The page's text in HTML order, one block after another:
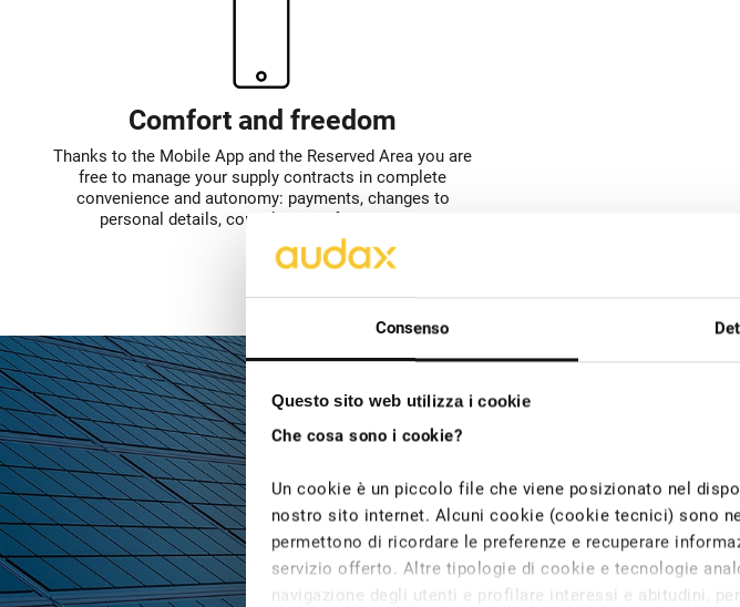
Consenso
Questo sito web utilizza i cookie
Che cosa sono i cookie?
Un cookie è un piccolo file che viene posizionato nel
nostro sito internet. Alcuni cookie (cookie tecnici) sono
permettono di ricordare le preferenze e recuperare
servizio offerto. Altre tipologie di cookie e tecnologie
navigazione degli utenti e profilare interessi e abitudini,
Comfort and freedom
Thanks to the Mobile App and the Reserved Area you are
free to manage your supply contracts in complete
convenience and autonomy: payments, changes to
personal details, consultation of documents